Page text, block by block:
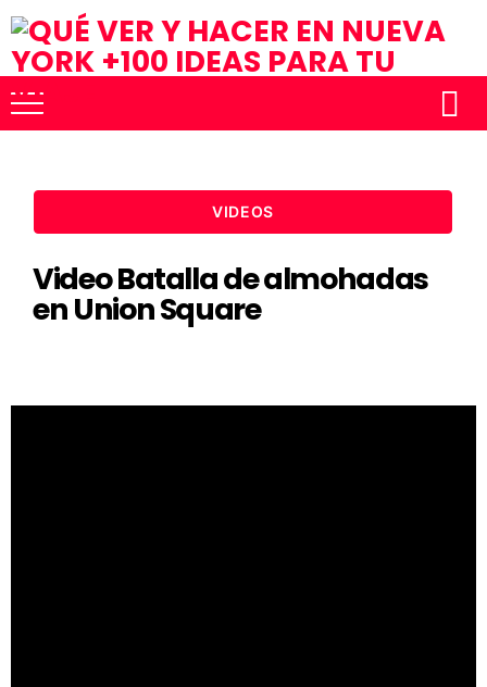
VIDEOS
Video Batalla de almohadas
en Union Square